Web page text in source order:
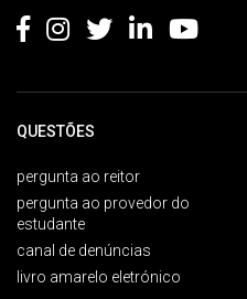
QUESTÕES
pergunta ao reitor
pergunta ao provedor do
estudante
canal de denúncias
livro amarelo eletrónico